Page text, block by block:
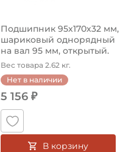
Подшипник 95х170х32 мм,
шариковый однорядный
на вал 95 мм, открытый.
Ар...
Вес товара 2.62 кг.
Нет в наличии
5 156 ₽
В корзину